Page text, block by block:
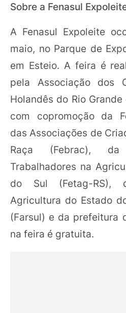
Sobre a Fenasul
A Fenasul Expoleite
maio, no Parque de
em Esteio. A feira é
pela Associação dos
Holandês do Rio
com copromoção da
das Associações de
Raça (Febrac), da
Trabalhadores na
do Sul (Fetag-RS),
Agricultura do Estado
(Farsul) e da prefeitura
na feira é gratuita.